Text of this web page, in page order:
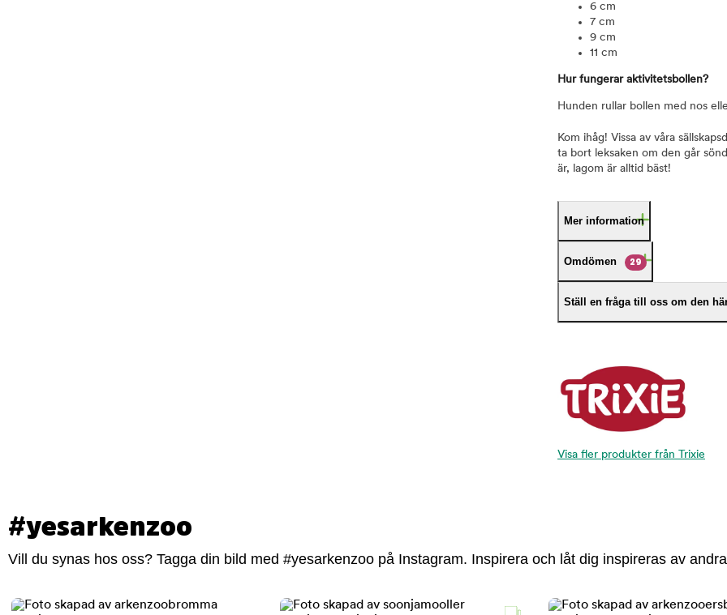
6 cm
7 cm
9 cm
11 cm
Hur fungerar aktivitetsbollen?
Hunden rullar bollen med nos
Kom ihåg! Vissa av våra
ta bort leksaken om den går
är, lagom är alltid bäst!
Mer information
Omdömen 29
Ställ en fråga till oss om den
Visa fler produkter från Trixie
#yesarkenzoo
Vill du synas hos oss? Tagga din bild med #yesarkenzoo på Instagram. Inspirera och låt dig inspireras av